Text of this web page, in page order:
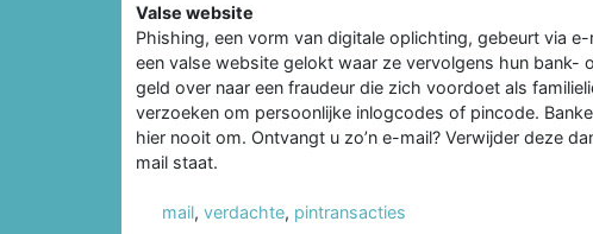
Valse website
Phishing, een vorm van digitale oplichting, gebeurt via
een valse website gelokt waar ze vervolgens hun bank-
geld over naar een fraudeur die zich voordoet als
verzoeken om persoonlijke inlogcodes of pincode.
hier nooit om. Ontvangt u zo’n e-mail? Verwijder deze
mail staat.
mail, verdachte, pintransacties